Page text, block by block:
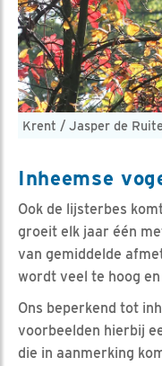
Krent / Jasper de
Inheemse
Ook de lijsterbes
groeit elk jaar één
van gemiddelde
wordt veel te hoog
Ons beperkend tot
voorbeelden hierbij
die in aanmerking